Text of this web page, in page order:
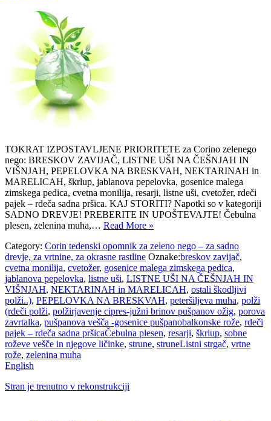
TOKRAT IZPOSTAVLJENE PRIORITETE za Corino zelenego
nego: BRESKOV ZAVIJAČ, LISTNE UŠI NA ČEŠNJAH IN
VIŠNJAH, PEPELOVKA NA BRESKVAH, NEKTARINAH in
MARELICAH, škrlup, jablanova pepelovka, gosenice malega
zimskega pedica, cvetna monilija, resarji, listne uši, cvetožer, rdeči
pajek – rdeča sadna pršica. KAJ STORITI? Napotki so v kategoriji
SADNO DREVJE! PREBERITE IN UPOŠTEVAJTE! Čebulna
plesen, zelenina muha,… Read More »
Category: Corin tedenski opomnik za zeleno nego – za sadno
drevje, za vrtnine, za okrasne rastline Oznake:breskov zavijač,
cvetna monilija, cvetožer, gosenice malega zimskega pedica,
jablanova pepelovka, listne uši, LISTNE UŠI NA ČEŠNJAH IN
VIŠNJAH, NEKTARINAH in MARELICAH, ostali škodljivi
polži..), PEPELOVKA NA BRESKVAH, peteršiljeva muha, polži
(rdeči polži, polžirjavenje cipres-južni brinov pušpanov ožig, porova
zavrtalka, pušpanova vešča -gosenice pušpanobalkonske rože, rdeči
pajek – rdeča sadna pršicaČebulna plesen, resarji, škrlup, sobne
roževe vešče in njegove ličinke, strune, struneListni strgač, vrtne
rože, zelenina muha
English
Stran je trenutno v rekonstrukciji